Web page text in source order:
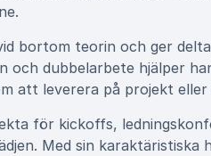
bortom teorin och ger
och dubbelarbete hjälper
att leverera på projekt
för kickoffs,
Med sin karaktäristiska